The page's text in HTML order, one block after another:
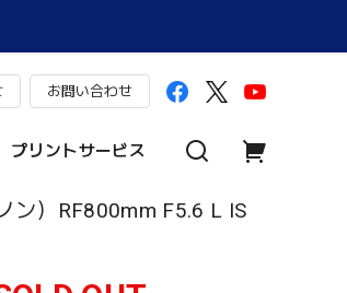
お問い合わせ
プリントサービス
ン）RF800mm F5.6 L IS